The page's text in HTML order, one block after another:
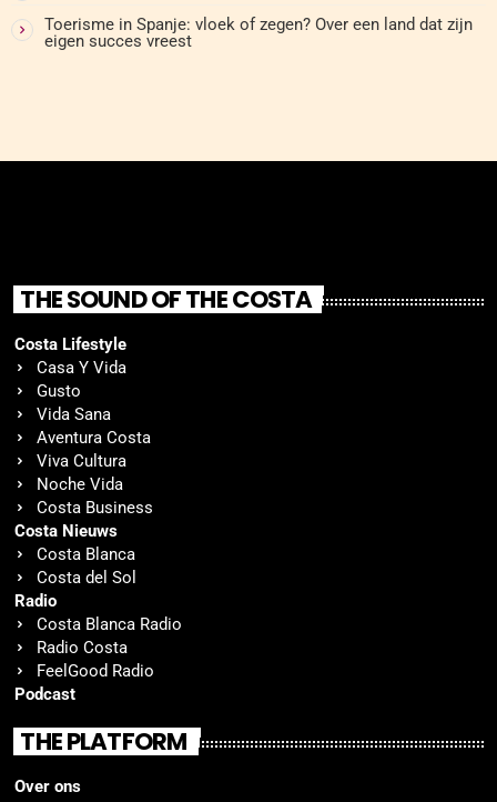
Toerisme in Spanje: vloek of zegen? Over een land dat zijn
eigen succes vreest
THE SOUND OF THE COSTA
Costa Lifestyle
Casa Y Vida
Gusto
Vida Sana
Aventura Costa
Viva Cultura
Noche Vida
Costa Business
Costa Nieuws
Costa Blanca
Costa del Sol
Radio
Costa Blanca Radio
Radio Costa
FeelGood Radio
Podcast
THE PLATFORM
Over ons